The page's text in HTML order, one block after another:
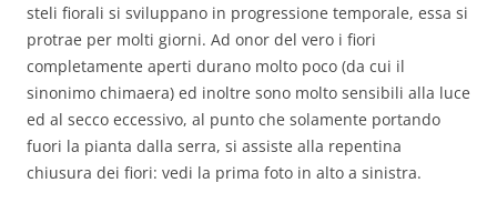
steli fiorali si sviluppano in progressione temporale, essa si
protrae per molti giorni. Ad onor del vero i fiori
completamente aperti durano molto poco (da cui il
sinonimo chimaera) ed inoltre sono molto sensibili alla luce
ed al secco eccessivo, al punto che solamente portando
fuori la pianta dalla serra, si assiste alla repentina
chiusura dei fiori: vedi la prima foto in alto a sinistra.